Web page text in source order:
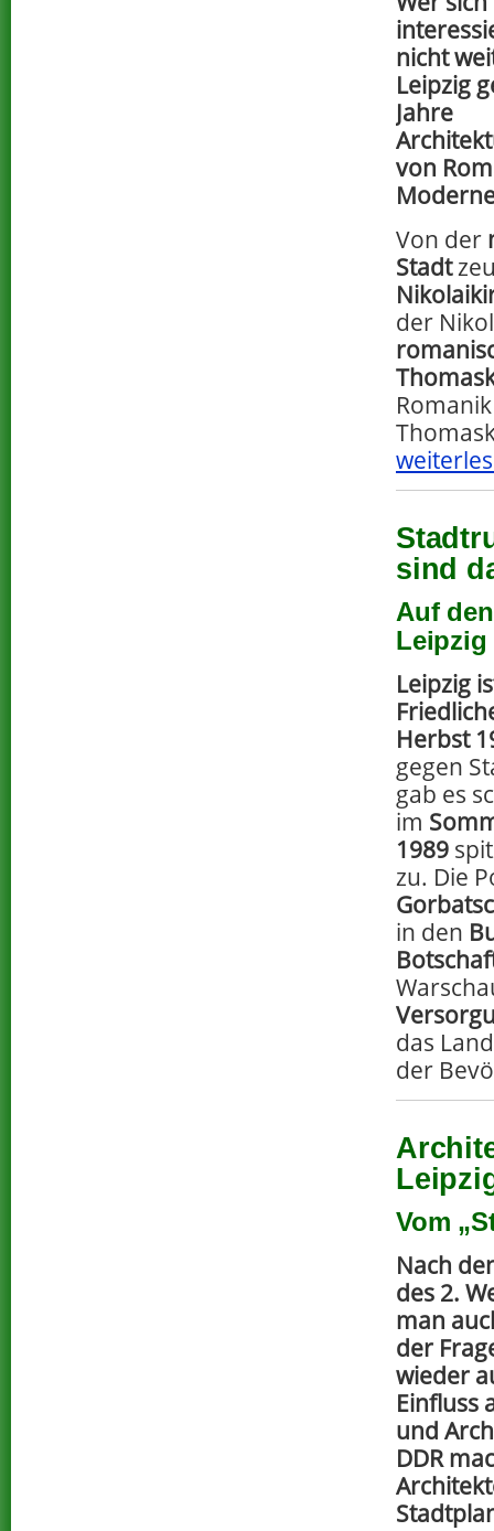
nicht
Leipzig
Jahre
von
Von der
Stadt
der
sind
Auf
Leipzig
Leipzig
Herbst
gegen
gab es
im
1989
zu. Die
in den
das
der
Vom
Nach
des 2.
man
der
wieder
Einfluss
und
DDR